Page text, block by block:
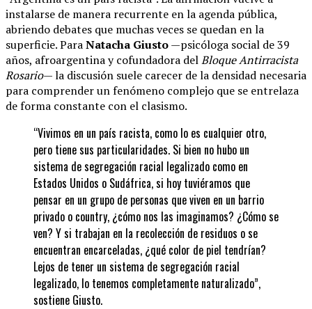
instalarse de manera recurrente en la agenda pública,
abriendo debates que muchas veces se quedan en la
superficie. ParaNatacha Giusto—psicóloga social de 39
años, afroargentina y cofundadora delBloque Antirracista
Rosario— la discusión suele carecer de la densidad necesaria
para comprender un fenómeno complejo que se entrelaza
de forma constante con el clasismo.
“Vivimos en un país racista, como lo es cualquier otro,
pero tiene sus particularidades. Si bien no hubo un
sistema de segregación racial legalizado como en
Estados Unidos o Sudáfrica, si hoy tuviéramos que
pensar en un grupo de personas que viven en un barrio
privado o country, ¿cómo nos las imaginamos? ¿Cómo se
ven? Y si trabajan en la recolección de residuos o se
encuentran encarceladas, ¿qué color de piel tendrían?
Lejos de tener un sistema de segregación racial
legalizado, lo tenemos completamente naturalizado”,
sostiene Giusto.